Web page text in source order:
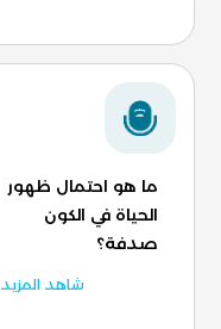
ما هو احتمال ظهور
الحياة في الكون
صدفة؟
شاهد المزيد